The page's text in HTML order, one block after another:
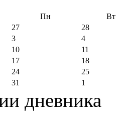
Пн
Вт
27
28
3
4
10
11
17
18
24
25
31 1
дневника